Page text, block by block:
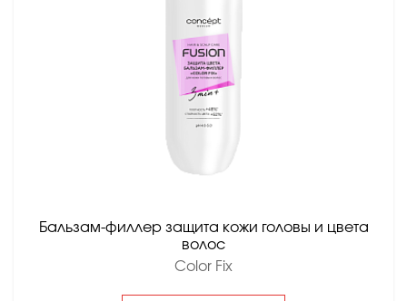
Бальзам-филлер защита кожи головы и цвета
волос
Color Fix